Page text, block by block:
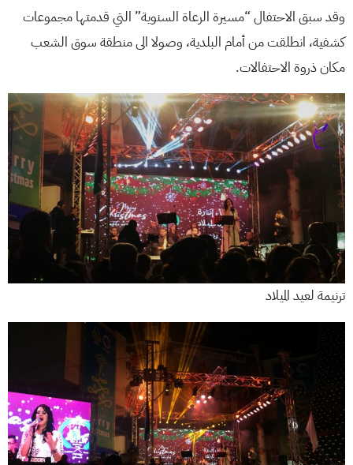
وقد سبق الاحتفال “مسيرة الرعاة السنوية” التي قدمتها مجموعات
كشفية، انطلقت من أمام البلدية، وصولا الى منطقة سوق الشعب
مكان ذروة الاحتفالات.
ترنيمة لعيد الميلاد